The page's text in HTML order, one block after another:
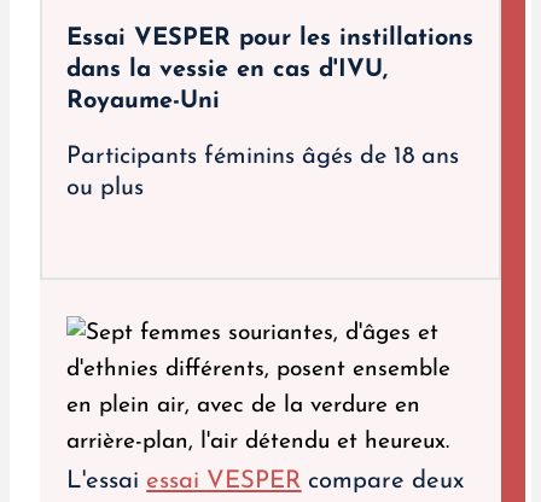
Essai VESPER pour les instillations
dans la vessie en cas d'IVU,
Royaume-Uni
Participants féminins âgés de 18 ans
ou plus
L'essai essai VESPER compare deux